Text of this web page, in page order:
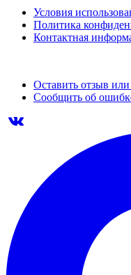
Условия
Политика
Контактная
Оставить отзыв
Сообщить об